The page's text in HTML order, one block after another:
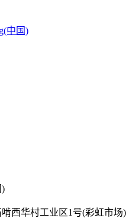
中国)
)
西华村工业区1号(彩虹市场)